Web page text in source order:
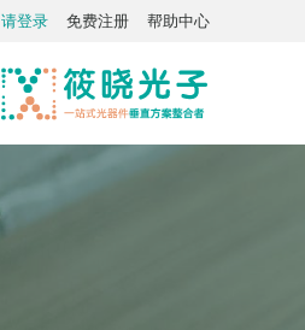
请登录 免费注册 帮助中心